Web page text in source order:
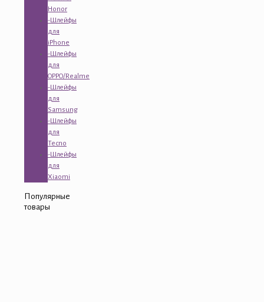
Honor
-Шлейфы
для
iPhone
-Шлейфы
для
OPPO/Realme
-Шлейфы
для
Samsung
-Шлейфы
для
Tecno
-Шлейфы
для
Xiaomi
Популярные
товары